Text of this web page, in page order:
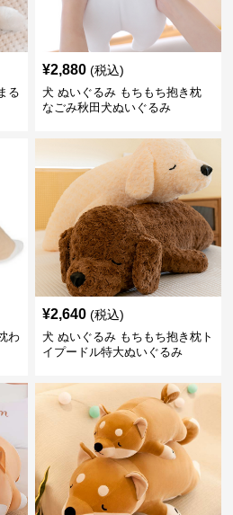
る
¥2,880 (税込)
犬 ぬいぐるみ もちもち抱き枕
なごみ秋田犬ぬいぐるみ
わ
¥2,640 (税込)
犬 ぬいぐるみ もちもち抱き枕ト
イプードル特大ぬいぐるみ